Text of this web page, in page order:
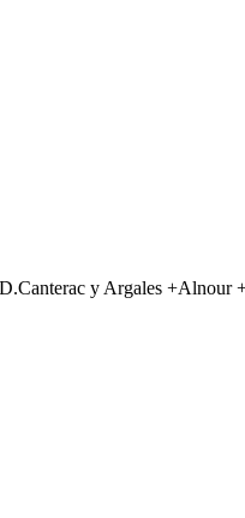
y Argales +Alnour